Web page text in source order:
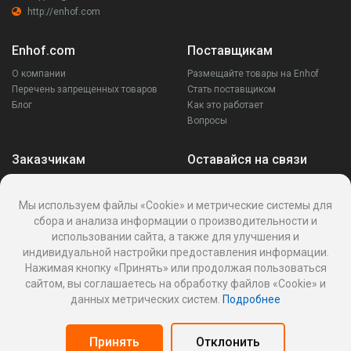
http://enhof.com
Enhof.com
О компании
Перечень запрещенных товаров
Блог
Поставщикам
Размещайте товары на Enhof
Стать поставщиком
Как это работает
Вопросы
Заказчикам
Ваши запросы
Написать поставщику
Написать в поддержку
Реквизиты
Оставайся на связи
Политика обработки персональных данных
Оферта пользования информационной платформой
Мы используем файлы «Cookie» и метрические системы для
сбора и анализа информации о производительности и
использовании сайта, а также для улучшения и
индивидуальной настройки предоставления информации.
Нажимая кнопку «Принять» или продолжая пользоваться
сайтом, вы соглашаетесь на обработку файлов «Cookie» и
данных метрических систем. Подробнее
Принять Отклонить